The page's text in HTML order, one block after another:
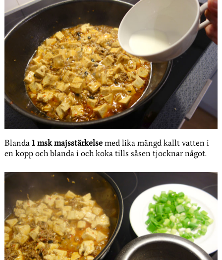
Blanda1 msk majsstärkelse med lika mängd kallt vatten i
en kopp och blanda i och koka tills såsen tjocknar något.